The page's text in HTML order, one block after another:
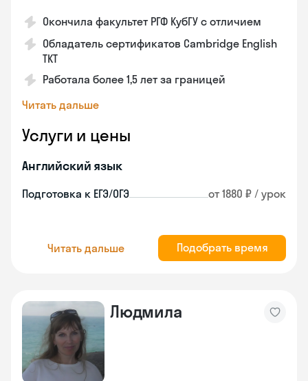
Окончила факультет РГФ КубГУ с отличием
Обладатель сертификатов Cambridge English
TKT
Работала более 1,5 лет за границей
Читать дальше
Услуги и цены
Английский язык
Подготовка к ЕГЭ/ОГЭ от 1880 ₽ / урок
Читать дальше Подобрать время
Людмила